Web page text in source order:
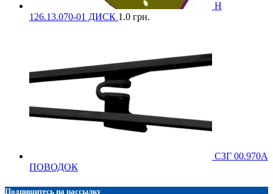
Н
126.13.070-01 ДИСК 1.0 грн.
СЗГ 00.970А
ПОВОДОК
Подпишитесь на рассылку